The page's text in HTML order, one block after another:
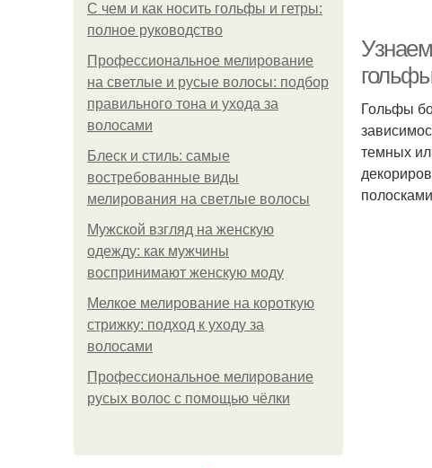
С чем и как носить гольфы и гетры:
полное руководство
Профессиональное мелирование
на светлые и русые волосы: подбор
правильного тона и ухода за
волосами
Блеск и стиль: самые
востребованные виды
мелирования на светлые волосы
Мужской взгляд на женскую
одежду: как мужчины
воспринимают женскую моду
Мелкое мелирование на короткую
стрижку: подход к уходу за
волосами
Профессиональное мелирование
русых волос с помощью чёлки
Гольфы
темных